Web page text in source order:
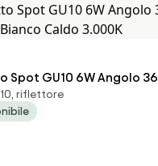
Spot GU10 6W Angolo
Bianco Caldo 3.000K
riflettore